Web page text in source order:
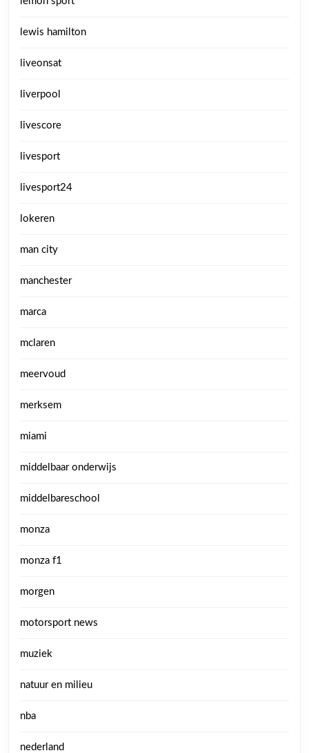
lewis hamilton
liveonsat
liverpool
livescore
livesport
livesport24
lokeren
man city
manchester
marca
mclaren
meervoud
merksem
miami
middelbaar onderwijs
middelbareschool
monza
monza f1
morgen
motorsport news
muziek
natuur en milieu
nba
nederland